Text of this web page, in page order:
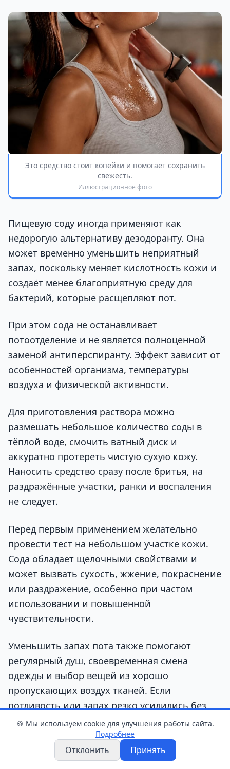
Это средство стоит копейки и помогает сохранить
свежесть.
Иллюстрационное фото
Пищевую соду иногда применяют как
недорогую альтернативу дезодоранту. Она
может временно уменьшить неприятный
запах, поскольку меняет кислотность кожи и
создаёт менее благоприятную среду для
бактерий, которые расщепляют пот.
При этом сода не останавливает
потоотделение и не является полноценной
заменой антиперспиранту. Эффект зависит от
особенностей организма, температуры
воздуха и физической активности.
Для приготовления раствора можно
размешать небольшое количество соды в
тёплой воде, смочить ватный диск и
аккуратно протереть чистую сухую кожу.
Наносить средство сразу после бритья, на
раздражённые участки, ранки и воспаления
не следует.
Перед первым применением желательно
провести тест на небольшом участке кожи.
Сода обладает щелочными свойствами и
может вызвать сухость, жжение, покраснение
или раздражение, особенно при частом
использовании и повышенной
чувствительности.
Уменьшить запах пота также помогают
регулярный душ, своевременная смена
одежды и выбор вещей из хорошо
пропускающих воздух тканей. Если
потливость или запах резко усилились без
очевидной причины, стоит обратиться к
🍪 Мы используем cookie для улучшения работы сайта.
Подробнее
Отклонить Принять